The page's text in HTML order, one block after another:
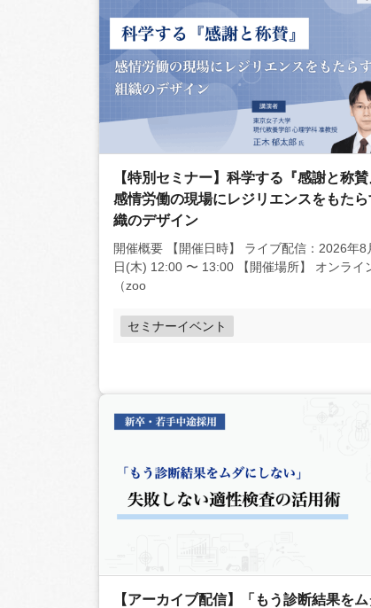
【特別セミナー】科学する『感謝と称賛
感情労働の現場にレジリエンスをもたら
織のデザイン
開催概要 【開催日時】 ライブ配信：2026年8
日(木) 12:00 〜 13:00 【開催場所】 オンライン
（zoo
セミナーイベント
【アーカイブ配信】「もう診断結果を